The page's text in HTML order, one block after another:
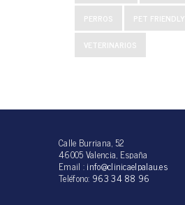
PERROS
PET FRIENDLY
VETERINARIOS
Calle Burriana, 52
46005 Valencia, España
Email :info@clinicaelpalau.es
Teléfono: 963 34 88 96